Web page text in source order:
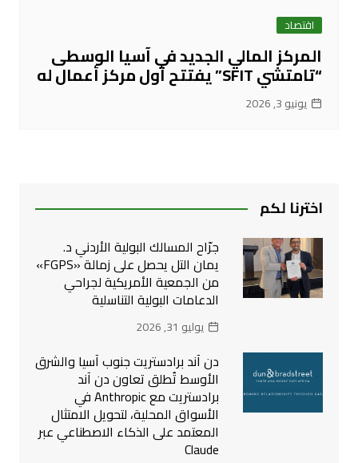
اقتصاد
المركز المالي الجديد في آسيا الوسطى
“تامتشي SFIT” يفتتح أول مركز أعمال له
يونيو 3, 2026
اخترنا لكم
جرّاح المسالك البولية الأردني د.
يمان التل يحصل على زمالة «FGPS»
من الجمعية الأمريكية لجراحي
الدعامات البولية التناسلية
يوليو 31, 2026
دن آند برادستريت جنوب آسيا والشرق
الأوسط تُطلق تعاون دن آند
برادستريت مع Anthropic في
الأسواق المحلية، لتحويل الامتثال
المعتمد على الذكاء الاصطناعي عبر
Claude